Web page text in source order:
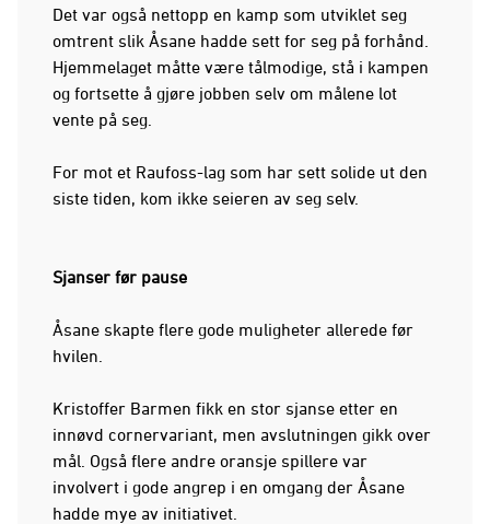
Det var også nettopp en kamp som utviklet seg
omtrent slik Åsane hadde sett for seg på forhånd.
Hjemmelaget måtte være tålmodige, stå i kampen
og fortsette å gjøre jobben selv om målene lot
vente på seg.
For mot et Raufoss-lag som har sett solide ut den
siste tiden, kom ikke seieren av seg selv.
Sjanser før pause
Åsane skapte flere gode muligheter allerede før
hvilen.
Kristoffer Barmen fikk en stor sjanse etter en
innøvd cornervariant, men avslutningen gikk over
mål. Også flere andre oransje spillere var
involvert i gode angrep i en omgang der Åsane
hadde mye av initiativet.